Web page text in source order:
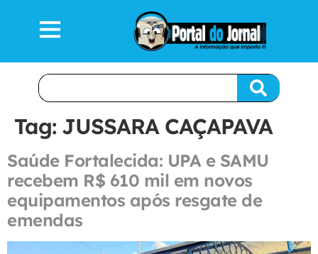
Tag: JUSSARA CAÇAPAVA
Saúde Fortalecida: UPA e SAMU
recebem R$ 610 mil em novos
equipamentos após resgate de
emendas